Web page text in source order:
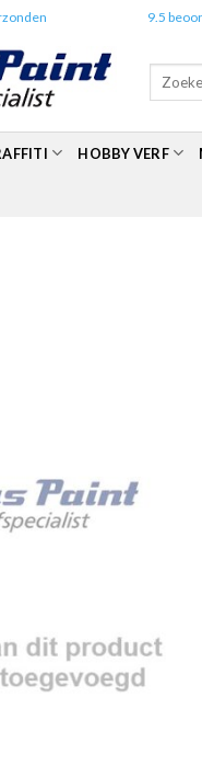
9.5
Zoeken
HOBBY VERF